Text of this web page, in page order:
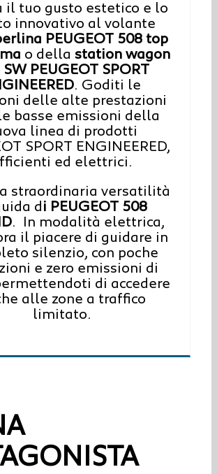
il tuo gusto estetico e lo
innovativo al volante
PEUGEOT 508 top
o della station wagon
SW PEUGEOT SPORT
. Goditi le
delle alte prestazioni
basse emissioni della
linea di prodotti
SPORT ENGINEERED,
ed elettrici.
straordinaria versatilità
d i PEUGEOT 508
. In modalità elettrica,
il piacere di guidare in
silenzio, con poche
e zero emissioni di
di accedere
alle zone a traffico
limitato.